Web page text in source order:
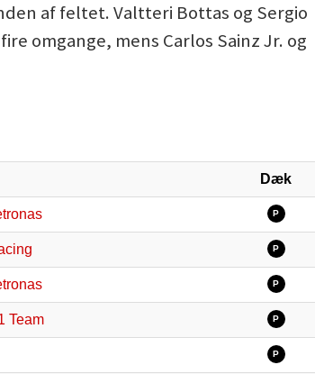
af feltet. Valtteri Bottas og Sergio
omgange, mens Carlos Sainz Jr. og
Dæk
P
P
P
Team P
P